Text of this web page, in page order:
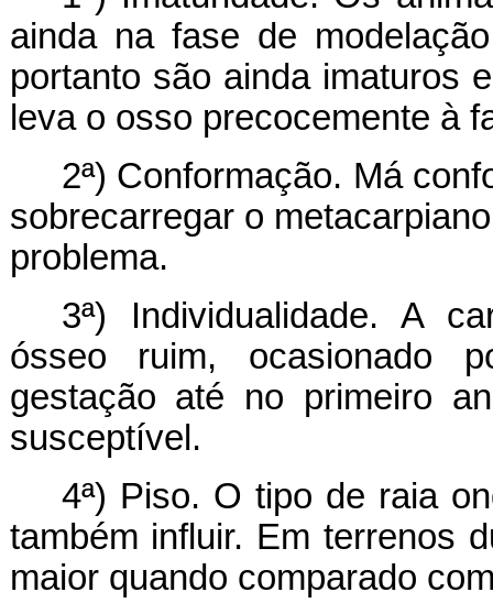
ainda na fase de
portanto são ainda imaturos
leva o osso precocemente à
2ª) Conformação. Má
sobrecarregar o
problema.
3ª) Individualidade. A
ósseo ruim, ocasionado
gestação até no primeiro
susceptível.
4ª) Piso. O tipo de raia
também influir. Em terrenos
maior quando comparado